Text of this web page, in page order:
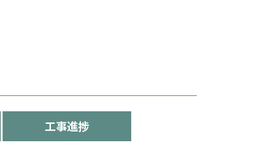
工事進捗